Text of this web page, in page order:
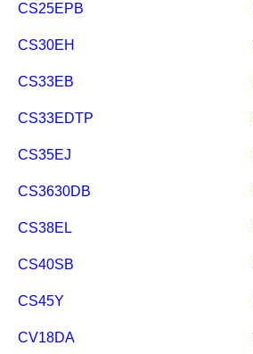
CS25EPB
CS30EH
CS33EB
CS33EDTP
CS35EJ
CS3630DB
CS38EL
CS40SB
CS45Y
CV18DA